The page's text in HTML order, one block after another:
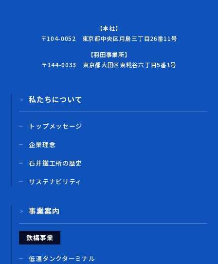
【本社】
〒104-0052 東京都中央区月島三丁目26番11号
【羽田事業所】
〒144-0033 東京都大田区東糀谷六丁目5番1号
私たちについて
トップメッセージ
企業理念
石井鐵工所の歴史
サステナビリティ
事業案内
鉄構事業
低温タンクターミナル